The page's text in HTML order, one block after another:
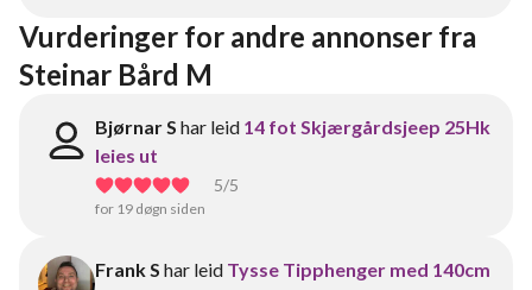
Vurderinger for andre annonser fra
Steinar Bård M
Bjørnar S har leid 14 fot Skjærgårdsjeep 25Hk
leies ut
5/5
for 19 døgn siden
Frank S har leid Tysse Tipphenger med 140cm